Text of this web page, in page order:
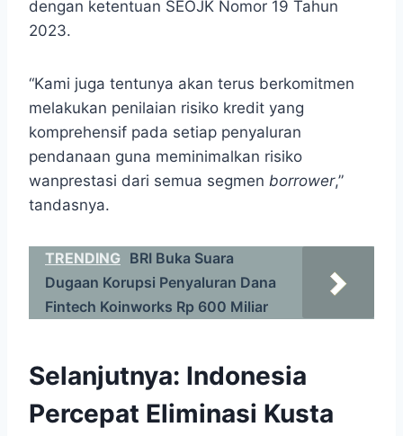
dengan ketentuan SEOJK Nomor 19 Tahun
2023.
“Kami juga tentunya akan terus berkomitmen
melakukan penilaian risiko kredit yang
komprehensif pada setiap penyaluran
pendanaan guna meminimalkan risiko
wanprestasi dari semua segmen borrower,”
tandasnya.
TRENDING BRI Buka Suara
Dugaan Korupsi Penyaluran Dana
Fintech Koinworks Rp 600 Miliar
Selanjutnya: Indonesia
Percepat Eliminasi Kusta